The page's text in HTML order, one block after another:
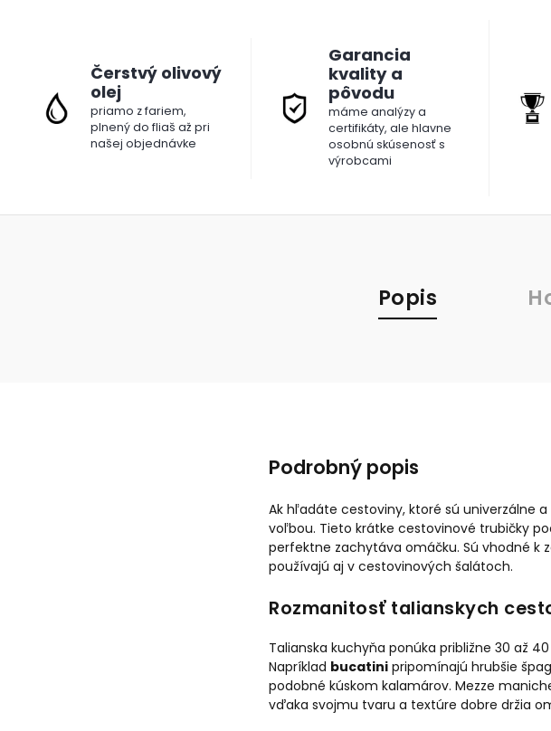
Čerstvý olivový
olej
priamo z fariem,
plnený do fliaš až pri
našej objednávke
Garancia
kvality a
pôvodu
máme analýzy a
certifikáty, ale hlavne
osobnú skúsenosť s
výrobcami
Popis
Podrobný popis
Ak hľadáte cestoviny, ktoré sú univerzálne
voľbou. Tieto krátke cestovinové trubičky
perfektne zachytáva omáčku. Sú vhodné
používajú aj v cestovinových šalátoch.
Rozmanitosť talianskych
Talianska kuchyňa ponúka približne 30 až
Napríklad bucatini pripomínajú hrubšie
podobné kúskom kalamárov. Mezze
vďaka svojmu tvaru a textúre dobre držia